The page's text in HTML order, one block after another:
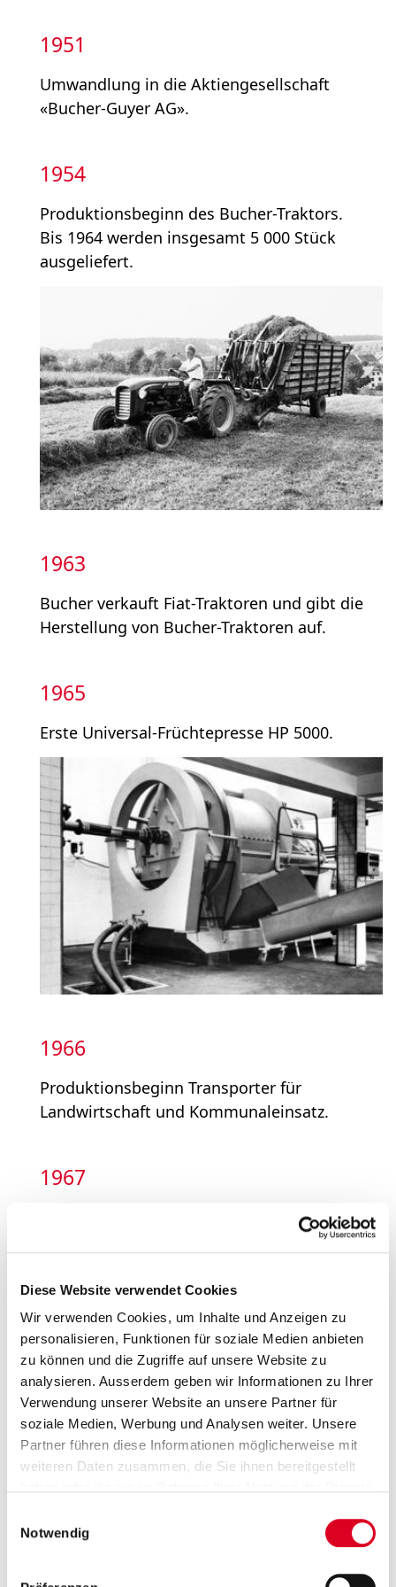
Diese Website verwendet Cookies
Wir verwenden Cookies, um Inhalte und Anzeigen zu
personalisieren, Funktionen für soziale Medien anbieten
zu können und die Zugriffe auf unsere Website zu
analysieren. Ausserdem geben wir Informationen zu Ihrer
Verwendung unserer Website an unsere Partner für
soziale Medien, Werbung und Analysen weiter. Unsere
Partner führen diese Informationen möglicherweise mit
weiteren Daten zusammen, die Sie ihnen bereitgestellt
Notwendig
1951
Umwandlung in die Aktien­gesellschaft
«Bucher-Guyer AG».
1954
Produktionsbeginn des Bucher-Traktors.
Bis 1964 werden insgesamt 5 000 Stück
ausgeliefert.
1963
Bucher verkauft Fiat-Traktoren und gibt die
Herstellung von Bucher-Traktoren auf.
1965
Erste Universal-Früchtepresse HP 5000.
1966
Produktionsbeginn Transporter für
Landwirtschaft und Kommunal­einsatz.
1967
Rudolf Hauser (1937) als Delegierter, Hans
Hauser (1935-1996) und später Thomas
Verwaltungsrats übernehmen die
Geschäftsleitung.
1975
Börsenkotierte Obligationenanleihe und
Veröffentlichung des Geschäftsberichts.
Holdingstruktur der Firmengruppe.